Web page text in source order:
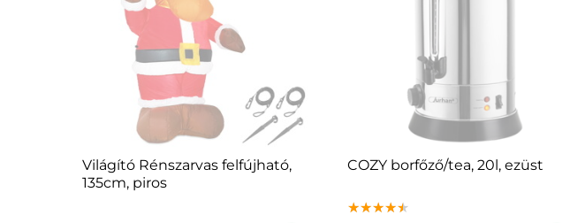
Világító Rénszarvas felfújható,
135cm, piros
COZY borfőző/tea, 20l, ezüst
★★★★★
★★★★★
★★★★★